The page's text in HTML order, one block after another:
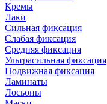
Кремы
Лаки
Сильная фиксация
Слабая фиксация
Средняя фиксация
Ультрасильная фиксация
Подвижная фиксация
Ламинаты
Лосьоны